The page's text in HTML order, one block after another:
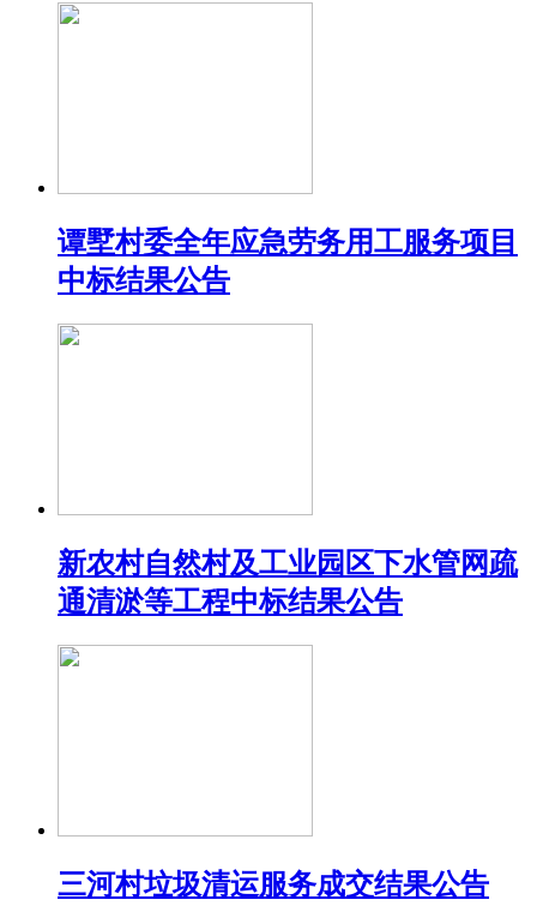
谭墅村委全年应急劳务用工服务项目
中标结果公告
新农村自然村及工业园区下水管网疏
通清淤等工程中标结果公告
三河村垃圾清运服务成交结果公告